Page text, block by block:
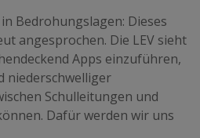
Bedrohungslagen: Dieses
angesprochen. Die LEV sieht
Apps einzuführen,
niederschwelliger
Schulleitungen und
Dafür werden wir uns